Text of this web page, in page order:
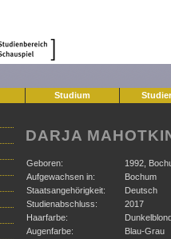
Studium
DARJA
Geboren:
1992,
Aufgewachsen in:
Bochum
Staatsangehörigkeit:
Deutsch
Studienabschluss:
2017
Haarfarbe:
Augenfarbe:
Blau-Grau